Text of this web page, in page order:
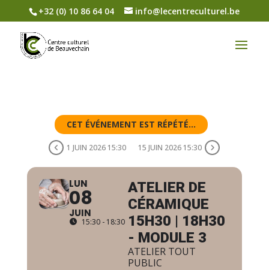
+32 (0) 10 86 64 04 info@lecentreculturel.be
CET ÉVÉNEMENT EST RÉPÉTÉ...
1 JUIN 2026 15:30 15 JUIN 2026 15:30
LUN
08
JUIN
15:30 - 18:30
ATELIER DE
CÉRAMIQUE
15H30 | 18H30
- MODULE 3
ATELIER TOUT
PUBLIC